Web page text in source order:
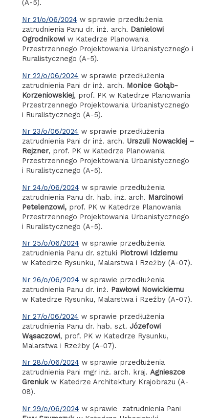
(A-5).
Nr 21/o/06/2024 w sprawie przedłużenia
zatrudnienia Panu dr. inż. arch. Danielowi
Ogrodnikowiw Katedrze Planowania
Przestrzennego Projektowania Urbanistycznego i
Ruralistycznego (A-5).
Nr 22/o/06/2024 w sprawie przedłużenia
zatrudnienia Pani dr inż. arch. Monice Gołąb-
Korzeniowskiej, prof. PK w Katedrze Planowania
Przestrzennego Projektowania Urbanistycznego
i Ruralistycznego (A-5).
Nr 23/o/06/2024 w sprawie przedłużenia
zatrudnienia Pani dr inż. arch. Urszuli Nowackiej –
Rejzner, prof. PK w Katedrze Planowania
Przestrzennego Projektowania Urbanistycznego
i Ruralistycznego (A-5).
Nr 24/o/06/2024 w sprawie przedłużenia
zatrudnienia Panu dr. hab. inż. arch. Marcinowi
Petelenzowi,prof. PK w Katedrze Planowania
Przestrzennego Projektowania Urbanistycznego
i Ruralistycznego (A-5).
Nr 25/o/06/2024 w sprawie przedłużenia
zatrudnienia Panu dr. sztuki Piotrowi Idziemu
w Katedrze Rysunku, Malarstwa i Rzeźby (A-07).
Nr 26/o/06/2024 w sprawie przedłużenia
zatrudnienia Panu dr. inż. Pawłowi Nowickiemu
w Katedrze Rysunku, Malarstwa i Rzeźby (A-07).
Nr 27/o/06/2024 w sprawie przedłużenia
zatrudnienia Panu dr. hab. szt. Józefowi
Wąsaczowi, prof. PK w Katedrze Rysunku,
Malarstwa i Rzeźby (A-07).
Nr 28/o/06/2024 w sprawie przedłużenia
zatrudnienia Pani mgr inż. arch. kraj. Agnieszce
Greniukw Katedrze Architektury Krajobrazu (A-
08).
Nr 29/o/06/2024 w sprawie zatrudnienia Pani